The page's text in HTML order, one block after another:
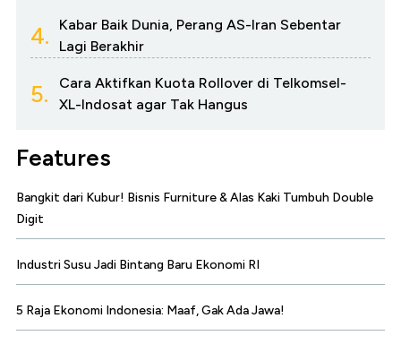
4.
Kabar Baik Dunia, Perang AS-Iran Sebentar
Lagi Berakhir
5.
Cara Aktifkan Kuota Rollover di Telkomsel-
XL-Indosat agar Tak Hangus
Features
Bangkit dari Kubur! Bisnis Furniture & Alas Kaki Tumbuh Double
Digit
Industri Susu Jadi Bintang Baru Ekonomi RI
5 Raja Ekonomi Indonesia: Maaf, Gak Ada Jawa!